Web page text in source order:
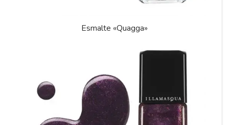
Esmalte «Quagga»